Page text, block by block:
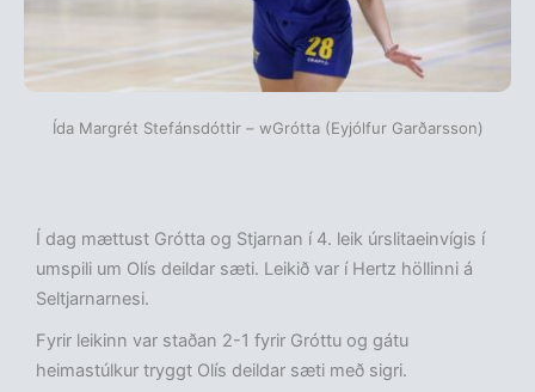
Ída Margrét Stefánsdóttir – wGrótta (Eyjólfur Garðarsson)
Í dag mættust Grótta og Stjarnan í 4. leik úrslitaeinvígis í
umspili um Olís deildar sæti. Leikið var í Hertz höllinni á
Seltjarnarnesi.
Fyrir leikinn var staðan 2-1 fyrir Gróttu og gátu
heimastúlkur tryggt Olís deildar sæti með sigri.